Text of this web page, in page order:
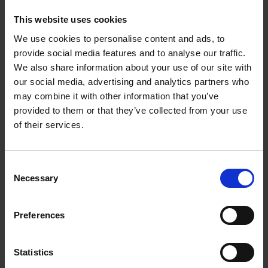
This website uses cookies
We use cookies to personalise content and ads, to
provide social media features and to analyse our traffic.
We also share information about your use of our site with
our social media, advertising and analytics partners who
may combine it with other information that you’ve
provided to them or that they’ve collected from your use
of their services.
Selection
Necessary
Preferences
Statistics
najważniejszych cech franczyzobiorców – w końcu w
tym wypadku, nie będziesz mieć przełożonego, który
zrobi to za Ciebie.
Otwartość na wyzwania i chęć poszerzania
działalności– choć na początku Twoja szkoła może
być mała, z czasem wzrośnie potrzeba zatrudniania
nowych lektorów. Co więcej, może przyjść moment,
w którym warto będzie otworzyć drugą filię. Dlatego
biznesu są kluczowe. Więcej na ten temat